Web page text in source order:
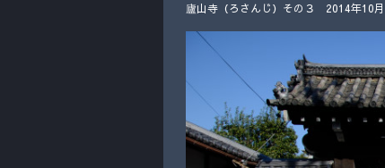
廬山寺（ろさんじ）その３ 2014年10